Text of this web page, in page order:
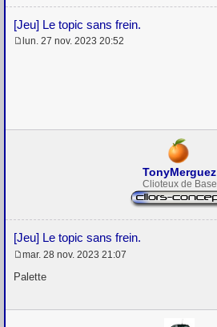
[Jeu] Le topic sans frein.
lun. 27 nov. 2023 20:52
TonyMerguez
Clioteux de Base
[Jeu] Le topic sans frein.
e
a
mar. 28 nov. 2023 21:07
Palette